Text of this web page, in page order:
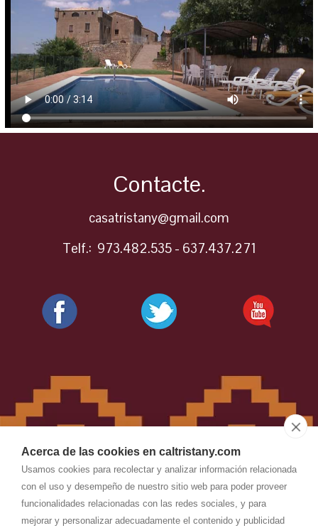
Acerca de las cookies en caltristany.com
Usamos cookies para recolectar y analizar información relacionada
con el uso y desempeño de nuestro sitio web para poder proveer
funcionalidades relacionadas con las redes sociales, y para
mejorar y personalizar adecuadamente el contenido y publicidad
Contacte.
casatristany@gmail.com
Telf.: 973.482.535 - 637.437.271
CAL TRISTANY- Aviso legal -